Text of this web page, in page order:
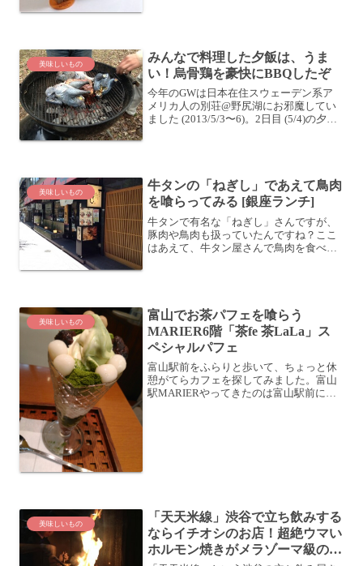
美味しいもの
みんなで料理した夕飯は、うま
い！烏骨鶏を豪快にBBQしたぞ
今年のGWは日本在住スウェーデン系ア
メリカ人の別荘@野尻湖にお邪魔してい
ました (2013/5/3〜6)。2日目 (5/4)の夕飯
美味しいもの
牛タンの「ねぎし」であえて鳥肉
を喰らってみる [銀座ランチ]
牛タンで有名な「ねぎし」さんですが、
豚肉や鳥肉も扱っていたんですね？ここ
はあえて、牛タン屋さんで鳥肉を食べて
美味しいもの
富山でお茶パフェを喰らう
MARIER6階「茶fe 茶LaLa」ス
ペシャルパフェ
富山駅前をふらりと歩いて、ちょっと休
憩がてらカフェを探してみました。富山
駅MARIERやってきたのは富山駅前にあ
美味しいもの
「天天米線」渋谷で立ち飲みする
ならイチオシのお店！超絶ウマい
ホルモン焼きがメラゾーマ級の火